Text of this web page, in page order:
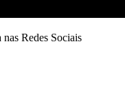
nas Redes Sociais